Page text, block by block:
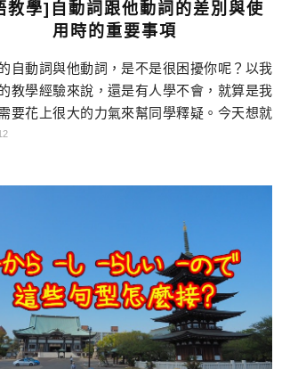
教學]自動詞跟他動詞的差別與使
用時的重要事項
自動詞與他動詞，是不是很困擾你呢？以我
教學經驗來說，還是有人學不會，就算是我
要花上很大的力氣來幫同學釋疑。今天想就
，來跟大家分享，日語中的自動詞跟他動
！ 看上次教學: 日語中的ている用法 想上酒
課: 2017酒雄日 […]…